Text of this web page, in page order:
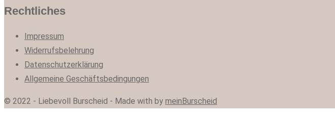
Rechtliches
Impressum
Widerrufsbelehrung
Datenschutzerklärung
Allgemeine Geschäftsbedingungen
© 2022 - Liebevoll Burscheid - Made with by meinBurscheid